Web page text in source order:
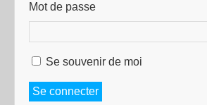
Mot de passe
Se souvenir de moi
Se connecter